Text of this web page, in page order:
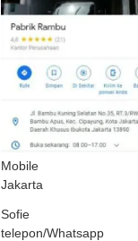
Mobile
Jakarta
Sofie
telepon/Whatsapp